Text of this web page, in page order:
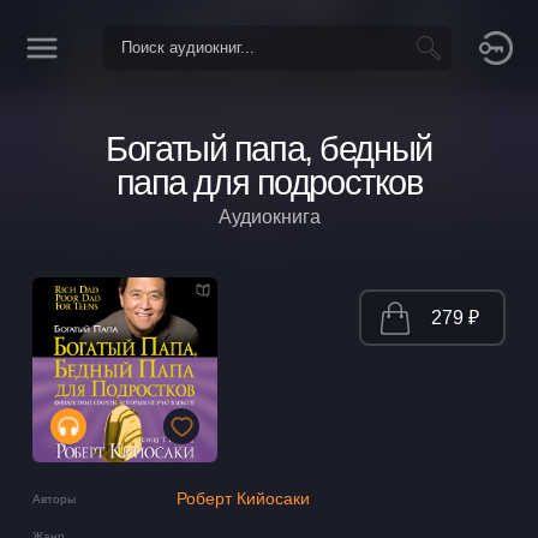
Богатый папа, бедный
папа для подростков
Аудиокнига
Авторы Роберт Кийосаки
279 ₽